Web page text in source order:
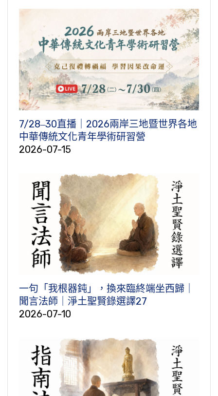
7/28‒30直播｜2026兩岸三地暨世界各地
中華傳統文化青年學術研習營
2026-07-15
一句「我根器鈍」，換來臨終端坐西歸｜
聞言法師｜淨土聖賢錄選譯27
2026-07-10